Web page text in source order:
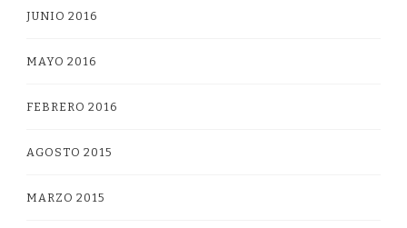
JUNIO 2016
MAYO 2016
FEBRERO 2016
AGOSTO 2015
MARZO 2015